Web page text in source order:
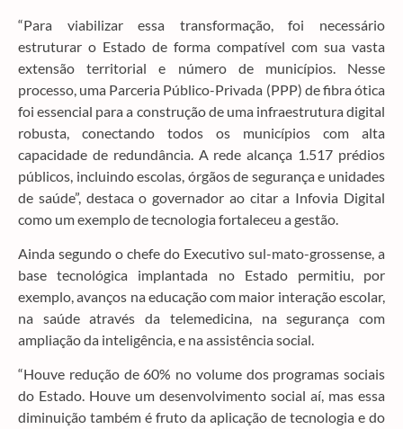
“Para viabilizar essa transformação, foi necessário
estruturar o Estado de forma compatível com sua vasta
extensão territorial e número de municípios. Nesse
processo, uma Parceria Público-Privada (PPP) de fibra ótica
foi essencial para a construção de uma infraestrutura digital
robusta, conectando todos os municípios com alta
capacidade de redundância. A rede alcança 1.517 prédios
públicos, incluindo escolas, órgãos de segurança e unidades
de saúde”, destaca o governador ao citar a Infovia Digital
como um exemplo de tecnologia fortaleceu a gestão.
Ainda segundo o chefe do Executivo sul-mato-grossense, a
base tecnológica implantada no Estado permitiu, por
exemplo, avanços na educação com maior interação escolar,
na saúde através da telemedicina, na segurança com
ampliação da inteligência, e na assistência social.
“Houve redução de 60% no volume dos programas sociais
do Estado. Houve um desenvolvimento social aí, mas essa
diminuição também é fruto da aplicação de tecnologia e do